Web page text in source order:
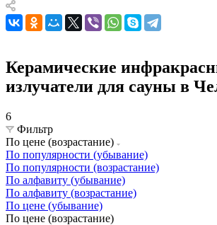
Керамические
излучатели для сауны в
6
Фильтр
По цене (возрастание)
По популярности (убывание)
По популярности (возрастание)
По алфавиту (убывание)
По алфавиту (возрастание)
По цене (убывание)
По цене (возрастание)